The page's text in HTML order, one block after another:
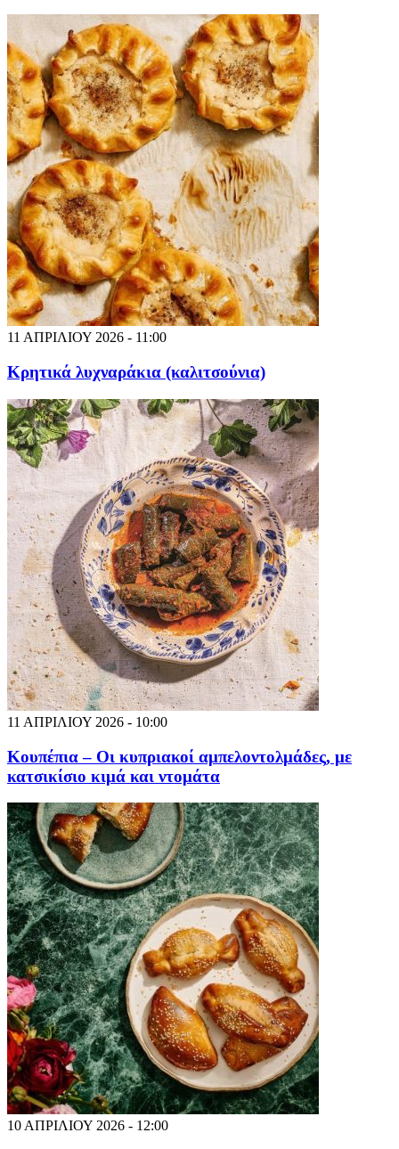
11 ΑΠΡΙΛΙΟΥ 2026 - 11:00
Κρητικά λυχναράκια (καλιτσούνια)
11 ΑΠΡΙΛΙΟΥ 2026 - 10:00
Κουπέπια – Οι κυπριακοί αμπελοντολμάδες, με
κατσικίσιο κιμά και ντομάτα
10 ΑΠΡΙΛΙΟΥ 2026 - 12:00